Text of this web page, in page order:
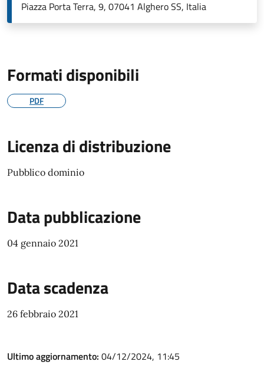
Piazza Porta Terra, 9, 07041 Alghero SS, Italia
Formati disponibili
PDF
Licenza di distribuzione
Pubblico dominio
Data pubblicazione
04 gennaio 2021
Data scadenza
26 febbraio 2021
Ultimo aggiornamento: 04/12/2024, 11:45